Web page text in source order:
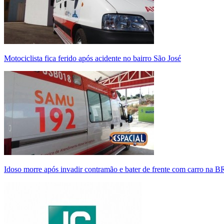
Motociclista fica ferido após acidente no bairro São José
Idoso morre após invadir contramão e bater de frente com carro na